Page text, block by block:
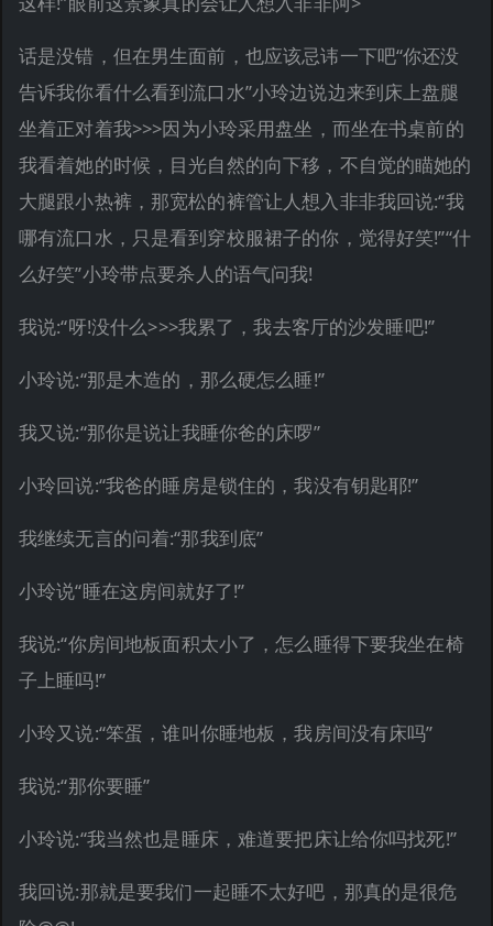
话是没错，但在男生面前，也应该忌讳一下吧“你还没
告诉我你看什么看到流口水”小玲边说边来到床上盘腿
坐着正对着我>>>因为小玲采用盘坐，而坐在书桌前的
我看着她的时候，目光自然的向下移，不自觉的瞄她的
大腿跟小热裤，那宽松的裤管让人想入非非我回说:“我
哪有流口水，只是看到穿校服裙子的你，觉得好笑!”“什
么好笑”小玲带点要杀人的语气问我!
我说:“呀!没什么>>>我累了，我去客厅的沙发睡吧!”
小玲说:“那是木造的，那么硬怎么睡!”
我又说:“那你是说让我睡你爸的床啰”
小玲回说:“我爸的睡房是锁住的，我没有钥匙耶!”
我继续无言的问着:“那我到底”
小玲说“睡在这房间就好了!”
我说:“你房间地板面积太小了，怎么睡得下要我坐在椅
子上睡吗!”
小玲又说:“笨蛋，谁叫你睡地板，我房间没有床吗”
我说:“那你要睡”
小玲说:“我当然也是睡床，难道要把床让给你吗找死!”
我回说:那就是要我们一起睡不太好吧，那真的是很危